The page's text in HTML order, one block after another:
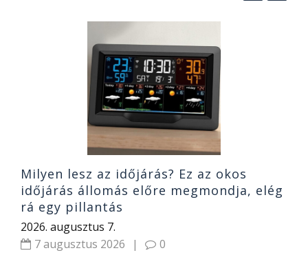
Milyen lesz az időjárás? Ez az okos
időjárás állomás előre megmondja, elég
rá egy pillantás
2026. augusztus 7.
7 augusztus 2026
| 0